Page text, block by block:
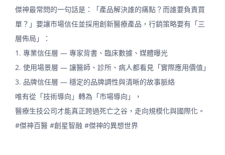
傑神最常問的一句話是：「產品解決誰的痛點？而誰要負責買
單？」要讓市場信任並採用創新醫療產品，行銷策略要有「三
層佈局」：
1. 專業信任層 — 專家背書、臨床數據、媒體曝光
2. 使用場景層 — 讓醫師、診所、病人都看見「實際應用價值」
3. 品牌信任層 — 穩定的品牌調性與清晰的故事脈絡
唯有從「技術導向」轉為「市場導向」，
醫療生技公司才能真正跨過死亡之谷，走向規模化與國際化。
#傑神百醫 #創星智融 #傑神的異想世界